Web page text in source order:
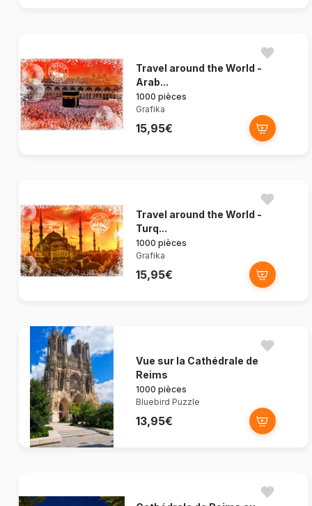
Travel around the World -
Arab...
1000 pièces
Grafika
15,95€
Travel around the World -
Turq...
1000 pièces
Grafika
15,95€
Vue sur la Cathédrale de
Reims
1000 pièces
Bluebird Puzzle
13,95€